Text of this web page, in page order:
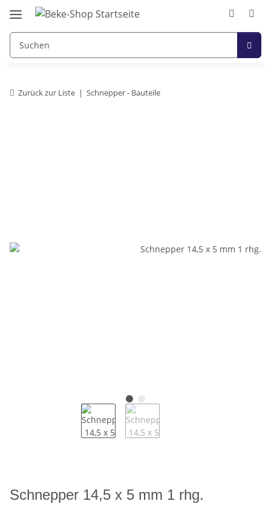
Zurück zur Liste Schnepper - Bauteile
Schnepper 14,5 x 5 mm 1 rhg.